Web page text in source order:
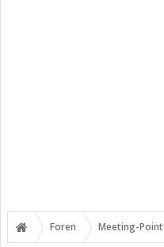
Foren Meeting-Point